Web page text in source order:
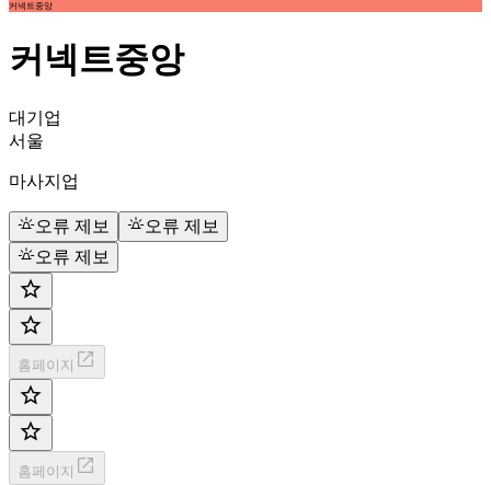
커넥트중앙
커넥트중앙
대기업
서울
마사지업
오류 제보
오류 제보
오류 제보
홈페이지
홈페이지